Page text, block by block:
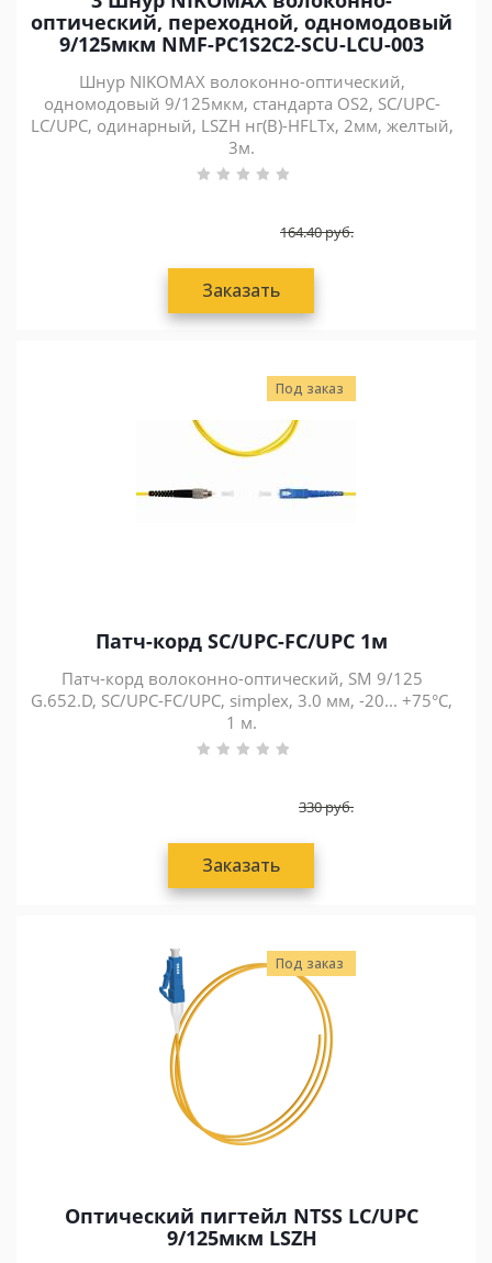
оптический, переходной, одномодовый
9/125мкм NMF-PC1S2C2-SCU-LCU-003
Шнур NIKOMAX волоконно-оптический,
одномодовый 9/125мкм, стандарта OS2, SC/UPC-
LC/UPC, одинарный, LSZH нг(В)-HFLTx, 2мм, желтый,
3м.
164.40руб.
Заказать
Под заказ
Патч-корд SC/UPC-FC/UPC 1м
Патч-корд волоконно-оптический, SM 9/125
G.652.D, SC/UPC-FC/UPC, simplex, 3.0 мм, -20... +75°C,
1 м.
330руб.
Заказать
Под заказ
Оптический пигтейл NTSS LC/UPC
9/125мкм LSZH